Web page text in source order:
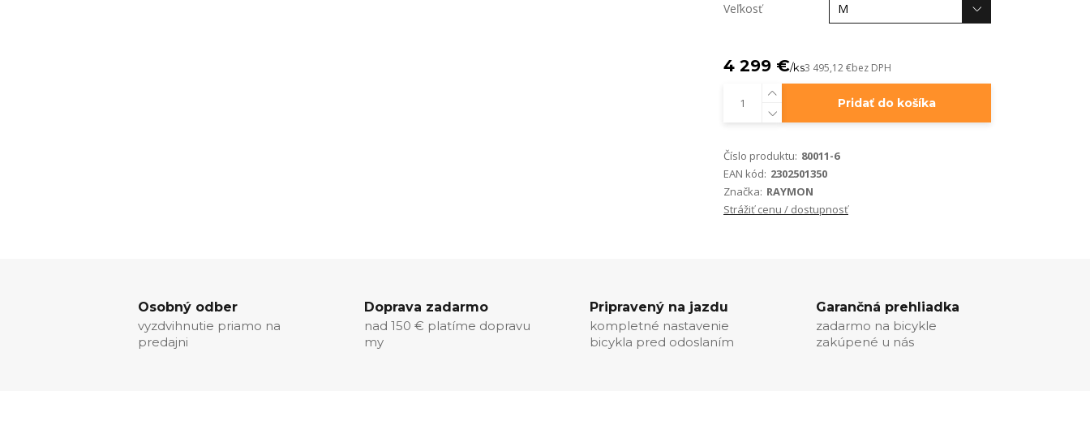
Veľkosť
4 299 €/ks3 495,12 €bez DPH
Pridať do košíka
Číslo produktu: 80011-6
EAN kód: 2302501350
Značka: RAYMON
Strážiť cenu / dostupnosť
Osobný odber
vyzdvihnutie priamo na
predajni
Doprava zadarmo
nad 150 € platíme dopravu
my
Pripravený na jazdu
kompletné nastavenie
bicykla pred odoslaním
Garančná prehliadka
zadarmo na bicykle
zakúpené u nás